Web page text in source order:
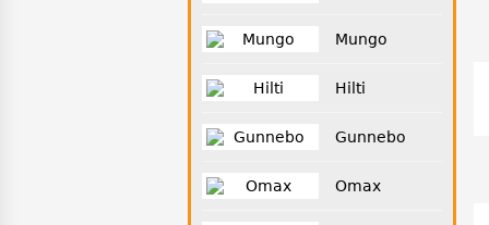
Mungo
Hilti
Gunnebo
Omax